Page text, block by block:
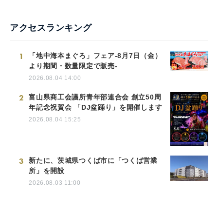
アクセスランキング
1
「地中海本まぐろ」フェア-8月7日（金）
より期間・数量限定で販売-
2026.08.04 14:00
2
富山県商工会議所青年部連合会 創立50周
年記念祝賀会 「DJ盆踊り」を開催します
2026.08.04 15:25
3
新たに、茨城県つくば市に「つくば営業
所」を開設
2026.08.03 11:00